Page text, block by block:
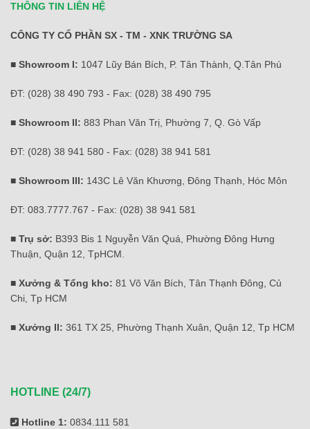
THÔNG TIN LIÊN HỆ
CÔNG TY CỔ PHẦN SX - TM - XNK TRƯỜNG SA
■ Showroom I: 1047 Lũy Bán Bích, P. Tân Thành, Q.Tân Phú
ĐT: (028) 38 490 793 - Fax: (028) 38 490 795
■ Showroom II: 883 Phan Văn Trị, Phường 7, Q. Gò Vấp
ĐT: (028) 38 941 580 - Fax: (028) 38 941 581
■ Showroom III: 143C Lê Văn Khương, Đông Thạnh, Hóc Môn
ĐT: 083.7777.767 - Fax: (028) 38 941 581
■ Trụ sở: B393 Bis 1 Nguyễn Văn Quá, Phường Đông Hưng
Thuận, Quận 12, TpHCM.
■ Xưởng & Tổng kho: 81 Võ Văn Bích, Tân Thạnh Đông, Củ
Chi, Tp HCM
■ Xưởng II: 361 TX 25, Phường Thạnh Xuân, Quận 12, Tp HCM
HOTLINE (24/7)
Hotline 1: 0834.111 581